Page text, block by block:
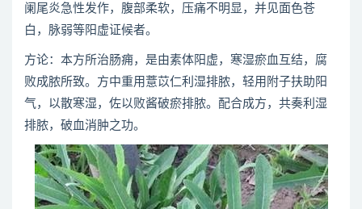
阑尾炎急性发作，腹部柔软，压痛不明显，并见面色苍
白，脉弱等阳虚证候者。
方论：本方所治肠痈，是由素体阳虚，寒湿瘀血互结，腐
败成脓所致。方中重用薏苡仁利湿排脓，轻用附子扶助阳
气，以散寒湿，佐以败酱破瘀排脓。配合成方，共奏利湿
排脓，破血消肿之功。